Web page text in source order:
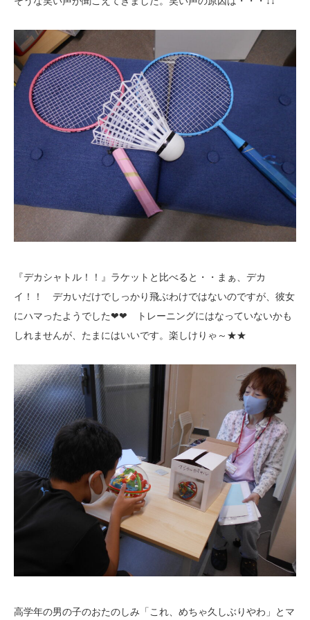
『デカシャトル！！』ラケットと比べると・・まぁ、デカ
イ！！ デカいだけでしっかり飛ぶわけではないのですが、彼女
にハマったようでした❤❤ トレーニングにはなっていないかも
しれませんが、たまにはいいです。楽しけりゃ～★★
高学年の男の子のおたのしみ「これ、めちゃ久しぶりやわ」とマ